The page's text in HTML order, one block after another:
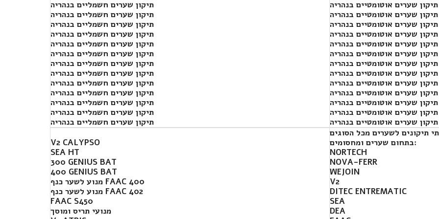
תיקון שערים חשמליים בנהריה
תיקון שערים חשמליים בנהריה
תיקון שערים חשמליים בנהריה
תיקון שערים חשמליים בנהריה
תיקון שערים חשמליים בנהריה
תיקון שערים חשמליים בנהריה
תיקון שערים חשמליים בנהריה
תיקון שערים חשמליים בנהריה
תיקון שערים חשמליים בנהריה
תיקון שערים חשמליים בנהריה
תיקון שערים חשמליים בנהריה
תיקון שערים חשמליים בנהריה
תיקון שערים חשמליים בנהריה
תיקון שערים אוטומטיים בנהריה
תיקון שערים אוטומטיים בנהריה
תיקון שערים אוטומטיים בנהריה
תיקון שערים אוטומטיים בנהריה
תיקון שערים אוטומטיים בנהריה
תיקון שערים אוטומטיים בנהריה
תיקון שערים אוטומטיים בנהריה
תיקון שערים אוטומטיים בנהריה
תיקון שערים אוטומטיים בנהריה
תיקון שערים אוטומטיים בנהריה
תיקון שערים אוטומטיים בנהריה
תיקון שערים אוטומטיים בנהריה
תיקון שערים אוטומטיים בנהריה
V2 CALYPSO
SEA HT
300 GENIUS BAT
400 GENIUS BAT
מנוע לשער כנף FAAC 400
מנוע לשער כנף FAAC 402
FAAC S450
מנועי תריס ומוסך
בתחום שערים ומחסומים:
NORTECH
NOVA-FERR
WEJOIN
V2
DITEC ENTREMATIC
SEA
DEA